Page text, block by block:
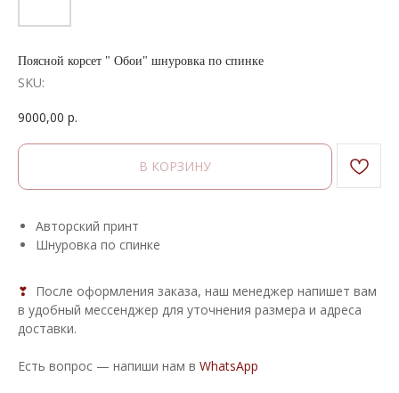
Поясной корсет " Обои" шнуровка по спинке
SKU:
9000,00 р.
В КОРЗИНУ
Авторский принт
Шнуровка по спинке
❣ После оформления заказа, наш менеджер напишет вам
в удобный мессенджер для уточнения размера и адреса
доставки.
Есть вопрос — напиши нам в WhatsApp